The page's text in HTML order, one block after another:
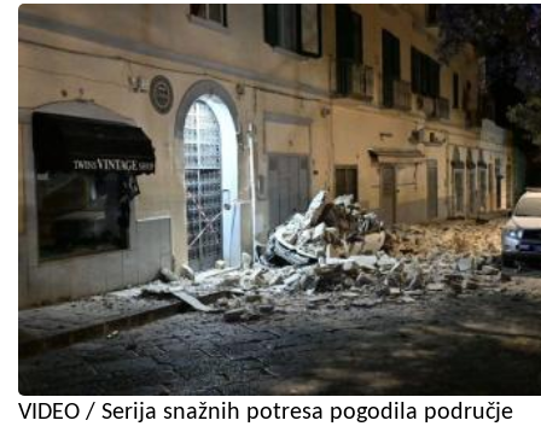
VIDEO / Serija snažnih potresa pogodila područje